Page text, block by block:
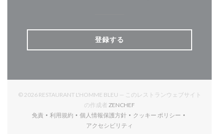
登録する
© 2026 RESTAURANT L'HOMME BLEU — このレストランウェブサイト
の作成者 ZENCHEF
免責
((新しいウィンドウで開きます))
利用規約
((新しいウィンドウで開きます))
個人情報保護方針
((新しいウィンドウで開きます))
クッキー ポリシー
((新しいウィンドウで
アクセシビリティ
((新しいウィンドウで開きます))